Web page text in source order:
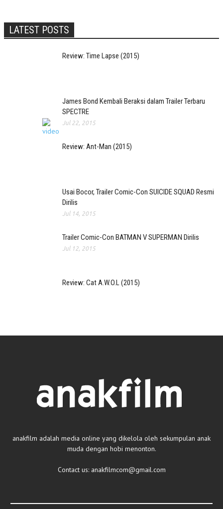
LATEST POSTS
Review: Time Lapse (2015)
James Bond Kembali Beraksi dalam Trailer Terbaru
SPECTRE
Jul 22, 2015
Review: Ant-Man (2015)
Usai Bocor, Trailer Comic-Con SUICIDE SQUAD Resmi
Dirilis
Jul 14, 2015
Trailer Comic-Con BATMAN V SUPERMAN Dirilis
Jul 12, 2015
Review: Cat A.W.O.L (2015)
anakfilm adalah media online yang dikelola oleh sekumpulan anak
muda dengan hobi menonton.
Contact us: anakfilmcom@gmail.com